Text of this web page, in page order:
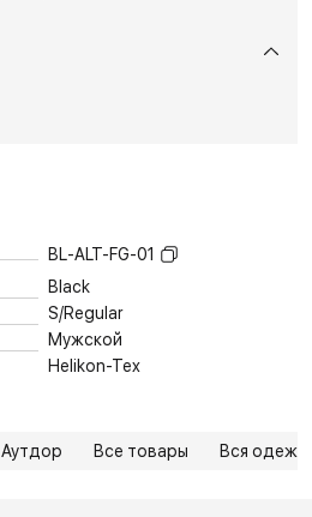
BL-ALT-FG-01
Black
S/Regular
Мужской
Helikon-Tex
Аутдор Все товары Вся